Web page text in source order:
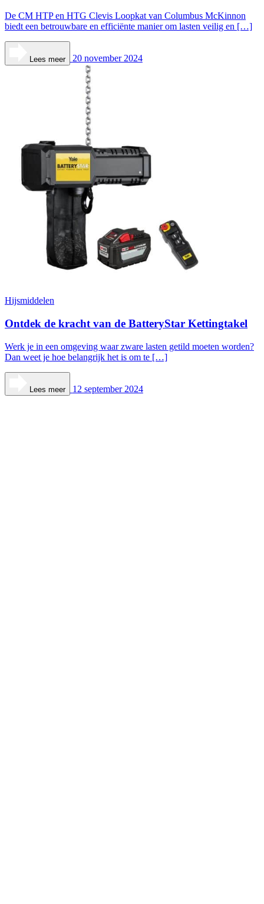
De CM HTP en HTG Clevis Loopkat van Columbus McKinnon
biedt een betrouwbare en efficiënte manier om lasten veilig en […]
Lees meer 20 november 2024
Hijsmiddelen
Ontdek de kracht van de BatteryStar Kettingtakel
Werk je in een omgeving waar zware lasten getild moeten worden?
Dan weet je hoe belangrijk het is om te […]
Lees meer 12 september 2024